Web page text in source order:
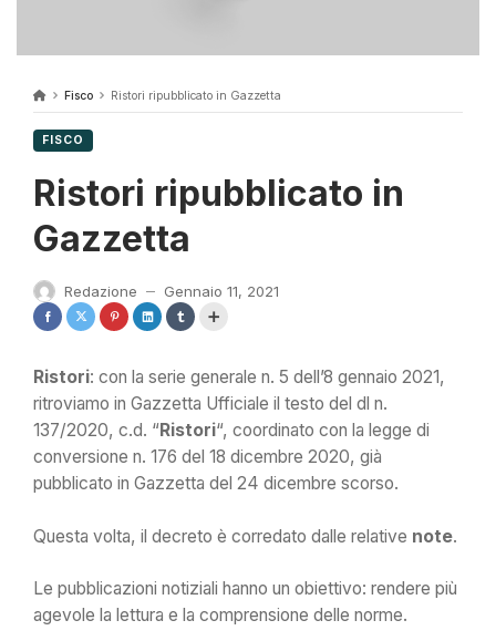
Fisco Ristori ripubblicato in Gazzetta
FISCO
Ristori ripubblicato in
Gazzetta
Redazione — Gennaio 11, 2021
Ristori: con la serie generale n. 5 dell’8 gennaio 2021,
ritroviamo in Gazzetta Ufficiale il testo del dl n.
137/2020, c.d. “Ristori“, coordinato con la legge di
conversione n. 176 del 18 dicembre 2020, già
pubblicato in Gazzetta del 24 dicembre scorso.
Questa volta, il decreto è corredato dalle relative note.
Le pubblicazioni notiziali hanno un obiettivo: rendere più
agevole la lettura e la comprensione delle norme.